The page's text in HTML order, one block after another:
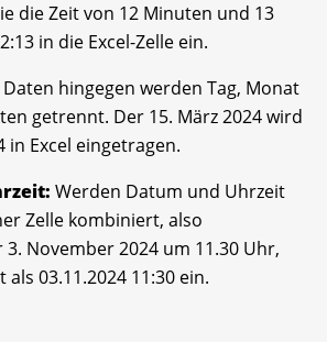
die Zeit von 12 Minuten und 13
in die Excel-Zelle ein.
Daten hingegen werden Tag, Monat
getrennt. Der 15. März 2024 wird
in Excel eingetragen.
Werden Datum und Uhrzeit
Zelle kombiniert, also
November 2024 um 11.30 Uhr,
03.11.2024 11:30 ein.